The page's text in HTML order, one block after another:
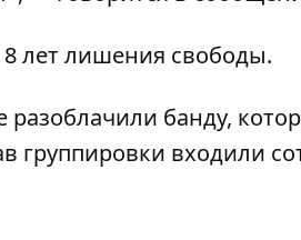
лет лишения свободы.
разоблачили банду,
группировки входили